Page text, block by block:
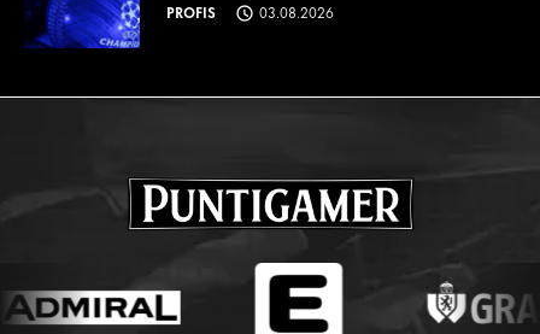
PROFIS 03.08.2026